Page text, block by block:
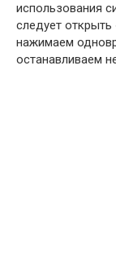
использования
следует
нажимаем
останавливаем